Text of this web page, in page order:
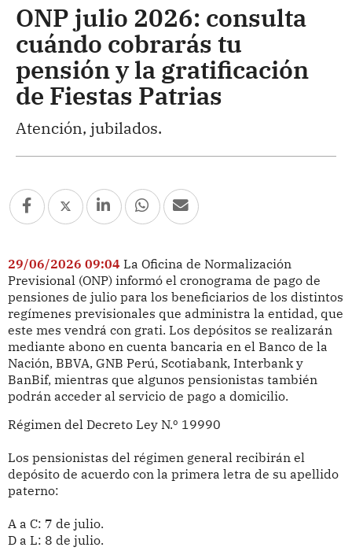
ONP julio 2026: consulta
cuándo cobrarás tu
pensión y la gratificación
de Fiestas Patrias
Atención, jubilados.
29/06/2026 09:04 La Oficina de Normalización
Previsional (ONP) informó el cronograma de pago de
pensiones de julio para los beneficiarios de los distintos
regímenes previsionales que administra la entidad, que
este mes vendrá con grati. Los depósitos se realizarán
mediante abono en cuenta bancaria en el Banco de la
Nación, BBVA, GNB Perú, Scotiabank, Interbank y
BanBif, mientras que algunos pensionistas también
podrán acceder al servicio de pago a domicilio.
Régimen del Decreto Ley N.º 19990
Los pensionistas del régimen general recibirán el
depósito de acuerdo con la primera letra de su apellido
paterno:
A a C: 7 de julio.
D a L: 8 de julio.